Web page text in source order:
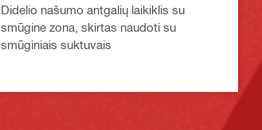
Didelio našumo antgalių laikiklis su
smūgine zona, skirtas naudoti su
smūginiais suktuvais